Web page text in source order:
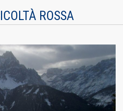
ROSSA